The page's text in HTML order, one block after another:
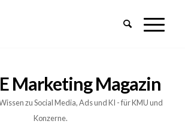
Marketing Magazin
zu Social Media, Ads und KI - für KMU und
Konzerne.